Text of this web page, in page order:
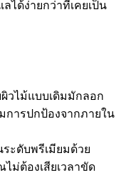
ได้ง่ายกว่าที่เคยเป็น
วไม้แบบเดิมมักลอก
การปกป้องจากภายใน
ะดับพรีเมียมด้วย
ม่ต้องเสียเวลาขัด